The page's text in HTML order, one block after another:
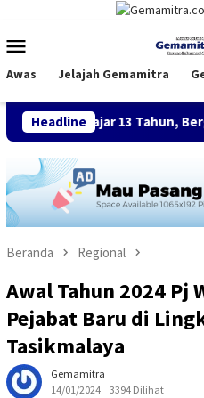
konten
Mobile
Awas Jelajah Gemamitra
Headline
13 Tahun, Bergerak
Beranda Regional
Awal Tahun 2024 Pj
Pejabat Baru di
Tasikmalaya
Gemamitra
14/01/2024
3394 Dilihat